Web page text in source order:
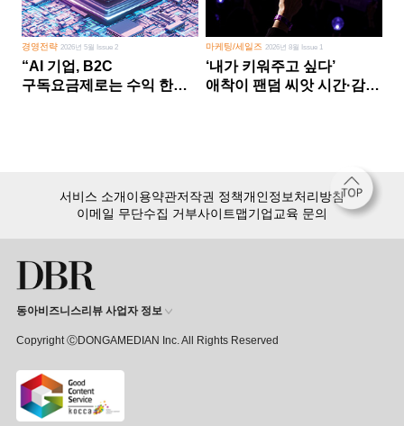
경영전략 2026년 5월 Issue 2
“AI 기업, B2C
구독요금제로는 수익 한계
마케팅/세일즈 2026년 8월 Issue 1
‘내가 키워주고 싶다’
애착이 팬덤 씨앗 시간·감정
15,000여 건의 DBR 콘텐츠를
서비스 소개이용약관저작권 정책개인정보처리방침
이메일 무단수집 거부사이트맵기업교육 문의
동아비즈니스리뷰 사업자 정보
Copyright ⒸDONGAMEDIAN Inc. All Rights Reserved